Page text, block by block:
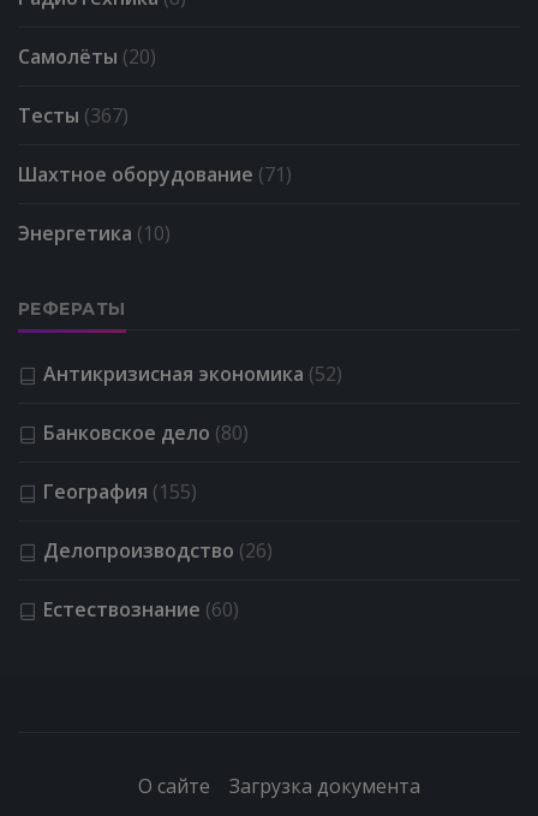
Самолёты (20)
Тесты (367)
Шахтное оборудование (71)
Энергетика (10)
РЕФЕРАТЫ
Антикризисная экономика (52)
Банковское дело (80)
География (155)
Делопроизводство (26)
Естествознание (60)
О сайте Загрузка документа